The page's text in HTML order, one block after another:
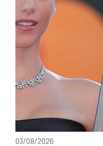
03/08/2026